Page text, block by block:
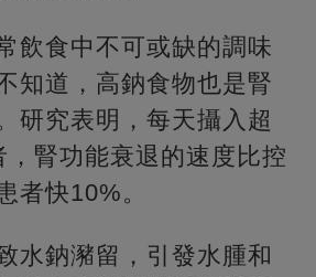
飲食中不可或缺的調味
知道，高鈉食物也是腎
研究表明，每天攝入超
，腎功能衰退的速度比控
者快10%。
水鈉瀦留，引發水腫和